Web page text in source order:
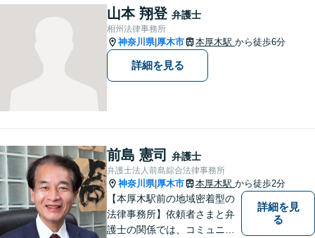
し、依頼者様にとって最適な
解決を目指します【休日・夜
間対応可】【完全個室で相
談】【南町田グランベリーパ
ーク駅5分】
山本 翔登 弁護士
相州法律事務所
神奈川県| 厚木市 本厚木駅 から徒歩6分
詳細を見る
前島 憲司 弁護士
弁護士法人前島綜合法律事務所
神奈川県| 厚木市 本厚木駅 から徒歩2分
【本厚木駅前の地域密着型の
法律事務所】依頼者さまと弁
護士の関係では、コミュニケ
詳細を見
る